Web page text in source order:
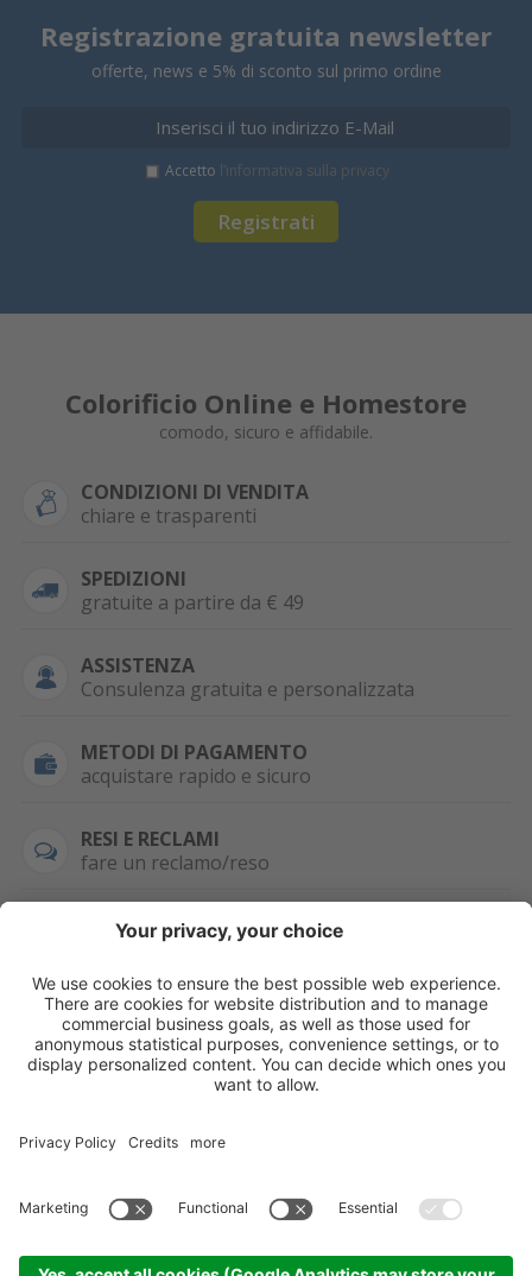
Registrazione gratuita newsletter
offerte, news e 5% di sconto sul primo ordine
Registrati
Accetto l’informativa sulla privacy
Colorificio Online e Homestore
comodo, sicuro e affidabile.
CONDIZIONI DI VENDITA
chiare e trasparenti
SPEDIZIONI
gratuite a partire da € 49
ASSISTENZA
Consulenza gratuita e personalizzata
METODI DI PAGAMENTO
acquistare rapido e sicuro
RESI E RECLAMI
fare un reclamo/reso
SEMPRE DISPONIBILE
0471 506798
WHATSAPP
+39 376 2951129
Credits
Sitemap Informativa privacy
Impostazioni cookie
HAI LA PARTITA
IVA?
Per ordini, offerte,
prezzi speciali e
ulteriori articoli